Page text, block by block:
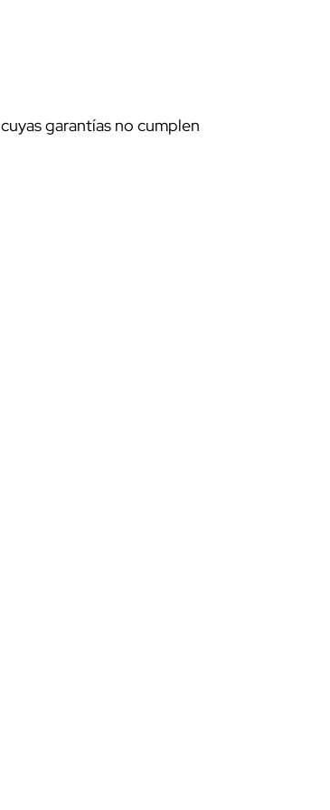
cuyas garantías no cumplen